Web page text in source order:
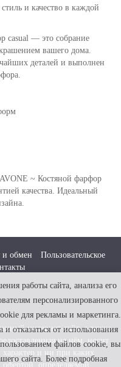
casual — это собрание
вашего дома.
деталей и выполнен
~ Костяной фарфор
качества. Идеальный
и обмен
Пользовательское
интернет-сайт, а также
на нём, носит
и ни при каких
офертой, определяемой
работы сайта, анализа его
персонализированного
для рекламы и маркетинга.
отказаться от использования
файлов cookie, вы
сайта. Более подробная